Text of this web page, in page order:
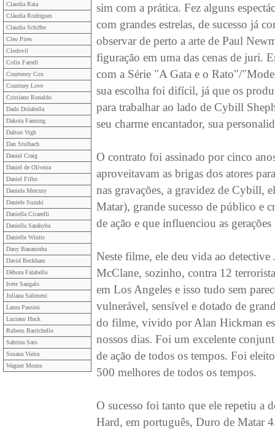
Claudia Raia
Cláudia Rodrigues
Claudia Schiffer
Cleo Pires
Clodovil
Colin Farrell
Courteney Cox
Courtney Love
Cristiano Ronaldo
Dado Dolabella
Dakota Fanning
Dalton Vigh
Dan Stulbach
Daniel Craig
Daniel de Oliveira
Daniel Filho
Daniela Mercury
Daniele Suzuki
Daniella Cicarelli
Daniella Sarahyba
Danielle Winits
Dany Bananinha
David Beckham
Débora Falabella
Ivete Sangalo
Juliana Salimeni
Laura Pausini
Luciano Huck
Rubens Barrichello
Sabrina Sato
Susana Vieira
Wagner Moura
sim com a prática. Fez alguns
com grandes estrelas, de sucesso já
observar de perto a arte de Paul
figuração em uma das cenas de juri.
com a Série "A Gata e o Rato"/
sua escolha foi difícil, já que os
para trabalhar ao lado de Cybill
seu charme encantador, sua
O contrato foi assinado por cinco
aproveitavam as brigas dos atores
nas gravações, a gravidez de Cybill,
Matar), grande sucesso de público e
de ação e que influenciou as
Neste filme, ele deu vida ao
McClane, sozinho, contra 12
em Los Angeles e isso tudo sem
vulnerável, sensível e dotado de
do filme, vivido por Alan Hickman
nossos dias. Foi um excelente
de ação de todos os tempos. Foi
500 melhores de todos os tempos.
O sucesso foi tanto que ele repetiu a
Hard, em português, Duro de Matar